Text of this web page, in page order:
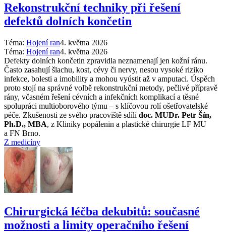
Rekonstrukční techniky při řešení
defektů dolních končetin
Téma: Hojení ran4. května 2026
Téma: Hojení ran4. května 2026
Defekty dolních končetin zpravidla neznamenají jen kožní ránu.
Často zasahují šlachu, kost, cévy či nervy, nesou vysoké riziko
infekce, bolesti a imobility a mohou vyústit až v amputaci. Úspěch
proto stojí na správné volbě rekonstrukční metody, pečlivé přípravě
rány, včasném řešení cévních a infekčních komplikací a těsné
spolupráci multioborového týmu –⁠ s klíčovou rolí ošetřovatelské
péče. Zkušenosti ze svého pracoviště sdílídoc. MUDr. Petr Šín,
Ph.D., MBA, z Kliniky popálenin a plastické chirurgie LF MU
a FN Brno.
Z medicíny
Chirurgická léčba dekubitů: současné
možnosti a limity operačního řešení